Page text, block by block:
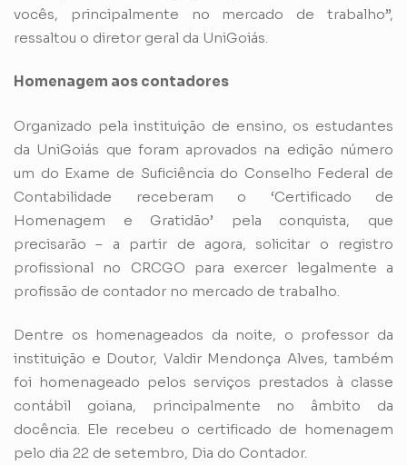
vocês, principalmente no mercado de trabalho”,
ressaltou o diretor geral da UniGoiás.
Homenagem aos contadores
Organizado pela instituição de ensino, os estudantes
da UniGoiás que foram aprovados na edição número
um do Exame de Suficiência do Conselho Federal de
Contabilidade receberam o ‘Certificado de
Homenagem e Gratidão’ pela conquista, que
precisarão – a partir de agora, solicitar o registro
profissional no CRCGO para exercer legalmente a
profissão de contador no mercado de trabalho.
Dentre os homenageados da noite, o professor da
instituição e Doutor, Valdir Mendonça Alves, também
foi homenageado pelos serviços prestados à classe
contábil goiana, principalmente no âmbito da
docência. Ele recebeu o certificado de homenagem
pelo dia 22 de setembro, Dia do Contador.